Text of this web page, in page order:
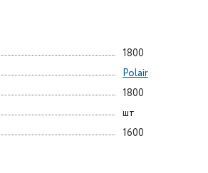
1800
Polair
1800
шт
1600